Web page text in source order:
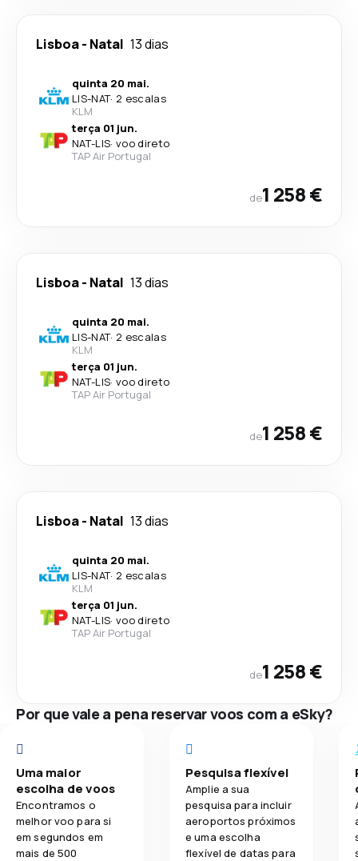
Lisboa- Natal 13 dias
quinta 20 mai.
LIS-NAT· 2 escalas
KLM
terça 01 jun.
NAT-LIS· voo direto
TAP Air Portugal
de1 258 €
Lisboa- Natal 13 dias
quinta 20 mai.
LIS-NAT· 2 escalas
KLM
terça 01 jun.
NAT-LIS· voo direto
TAP Air Portugal
de1 258 €
Lisboa- Natal 13 dias
quinta 20 mai.
LIS-NAT· 2 escalas
KLM
terça 01 jun.
NAT-LIS· voo direto
TAP Air Portugal
de1 258 €
Por que vale a pena reservar voos com a eSky?
Uma maior
escolha de voos
Encontramos o
melhor voo para si
em segundos em
mais de 500
Pesquisa flexível
Amplie a sua
pesquisa para incluir
aeroportos próximos
e uma escolha
flexível de datas para